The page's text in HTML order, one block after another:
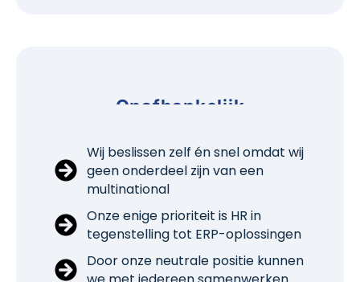
Onafhankelijk
Wij beslissen zelf én snel omdat wij
geen onderdeel zijn van een
multinational
Onze enige prioriteit is HR in
tegenstelling tot ERP-oplossingen
Door onze neutrale positie kunnen